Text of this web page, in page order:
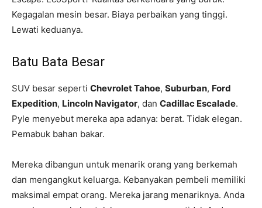
Kegagalan mesin besar. Biaya perbaikan yang tinggi.
Lewati keduanya.
Batu Bata Besar
SUV besar seperti Chevrolet Tahoe, Suburban, Ford
Expedition, Lincoln Navigator, dan Cadillac Escalade.
Pyle menyebut mereka apa adanya: berat. Tidak elegan.
Pemabuk bahan bakar.
Mereka dibangun untuk menarik orang yang berkemah
dan mengangkut keluarga. Kebanyakan pembeli memiliki
maksimal empat orang. Mereka jarang menariknya. Anda